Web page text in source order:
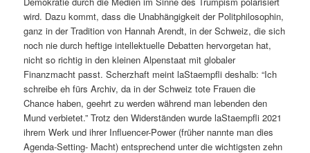
wird. Dazu kommt, dass die Unabhängigkeit der Politphilosophin,
ganz in der Tradition von Hannah Arendt, in der Schweiz, die sich
noch nie durch heftige intellektuelle Debatten hervorgetan hat,
nicht so richtig in den kleinen Alpenstaat mit globaler
Finanzmacht passt. Scherzhaft meint laStaempfli deshalb: “Ich
schreibe eh fürs Archiv, da in der Schweiz tote Frauen die
Chance haben, geehrt zu werden während man lebenden den
Mund verbietet.” Trotz den Widerständen wurde laStaempfli 2021
ihrem Werk und ihrer Influencer-Power (früher nannte man dies
Agenda-Setting- Macht) entsprechend unter die wichtigsten zehn